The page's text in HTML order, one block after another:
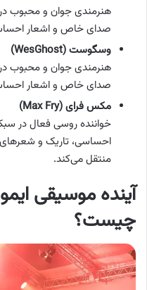
هنرمندی جوان و محبوب
صدای خاص و اشعار
وسگوست(WesGhost)
هنرمندی جوان و محبوب
صدای خاص و اشعار
مکس فرای(Max Fry)
خواننده روسی فعال در
احساسی، تاریک و
منتقل می‌کند.
آینده موسیقی
چیست؟